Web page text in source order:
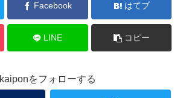
Facebook はてブ
LINE コピー
kaiponをフォローする